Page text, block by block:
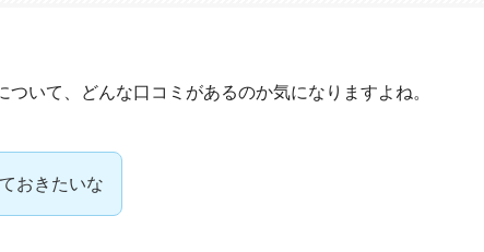
いて、どんな口コミがあるのか気になりますよね。
おきたいな